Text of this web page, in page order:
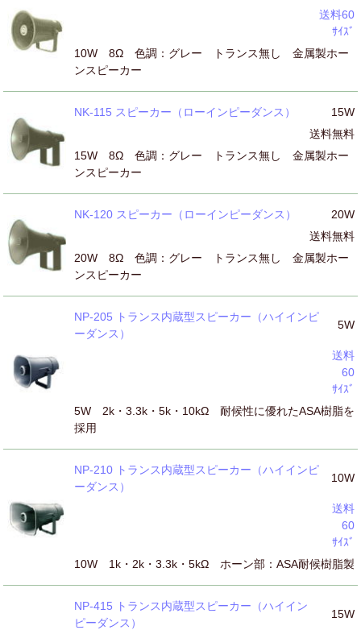
送料60
ｻｲｽﾞ
10W 8Ω 色調：グレー トランス無し 金属製ホー
ンスピーカー
NK-115 スピーカー（ローインピーダンス）
15W
送料無料
15W 8Ω 色調：グレー トランス無し 金属製ホー
ンスピーカー
NK-120 スピーカー（ローインピーダンス）
20W
送料無料
20W 8Ω 色調：グレー トランス無し 金属製ホー
ンスピーカー
NP-205 トランス内蔵型スピーカー（ハイインピ
ーダンス）
5W
送料
60
ｻｲｽﾞ
5W 2k・3.3k・5k・10kΩ 耐候性に優れたASA樹脂を
採用
NP-210 トランス内蔵型スピーカー（ハイインピ
ーダンス）
10W
送料
60
ｻｲｽﾞ
10W 1k・2k・3.3k・5kΩ ホーン部：ASA耐候樹脂製
NP-415 トランス内蔵型スピーカー（ハイイン
ピーダンス）
15W